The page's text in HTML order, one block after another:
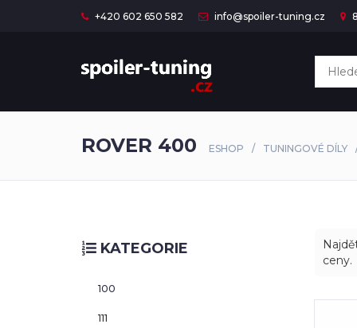
+420 602 650 582 info@spoiler-tuning.cz
ROVER 400 ESHOP TUNINGOVÉ DÍLY
KATEGORIE
100
111
ceny.